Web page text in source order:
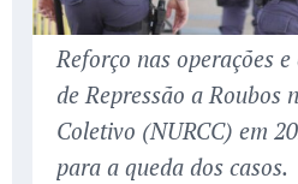
Reforço nas operações
de Repressão a Roubos
Coletivo (NURCC) em
para a queda dos casos.